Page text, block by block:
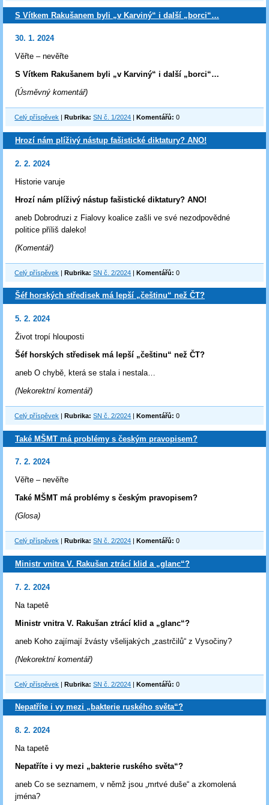
S Vítkem Rakušanem byli „v Karviný“ i další „borci“…
30. 1. 2024
Věřte – nevěřte
S Vítkem Rakušanem byli „v Karviný“ i další „borci“…
(Úsměvný komentář)
Celý příspěvek Rubrika: SN č. 1/2024 Komentářů: 0
Hrozí nám plíživý nástup fašistické diktatury? ANO!
2. 2. 2024
Historie varuje
Hrozí nám plíživý nástup fašistické diktatury? ANO!
aneb Dobrodruzi z Fialovy koalice zašli ve své nezodpovědné
politice příliš daleko!
(Komentář)
Celý příspěvek |Rubrika: SN č. 2/2024 |Komentářů: 0
Šéf horských středisek má lepší „češtinu“ než ČT?
5. 2. 2024
Život tropí hlouposti
Šéf horských středisek má lepší „češtinu“ než ČT?
aneb O chybě, která se stala i nestala…
(Nekorektní komentář)
Celý příspěvek |Rubrika: SN č. 2/2024 |Komentářů: 0
Také MŠMT má problémy s českým pravopisem?
7. 2. 2024
Věřte – nevěřte
Také MŠMT má problémy s českým pravopisem?
(Glosa)
Celý příspěvek Rubrika: SN č. 2/2024 Komentářů: 0
Ministr vnitra V. Rakušan ztrácí klid a „glanc“?
7. 2. 2024
Na tapetě
Ministr vnitra V. Rakušan ztrácí klid a „glanc“?
aneb Koho zajímají žvásty všelijakých „zastrčilů“ z Vysočiny?
(Nekorektní komentář)
Celý příspěvek |Rubrika: SN č. 2/2024 |Komentářů: 0
Nepatříte i vy mezi „bakterie ruského světa“?
8. 2. 2024
Na tapetě
Nepatříte i vy mezi „bakterie ruského světa“?
aneb Co se seznamem, v němž jsou „mrtvé duše“ a zkomolená
jména?